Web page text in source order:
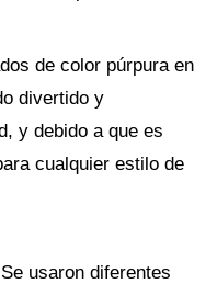
de color púrpura en
divertido y
y debido a que es
cualquier estilo de
usaron diferentes